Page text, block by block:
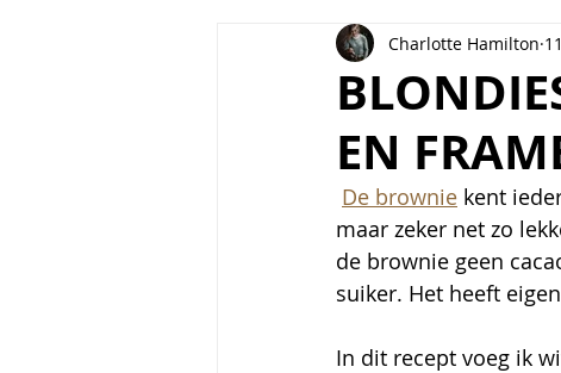
EN
Charlotte Hamilton
De brownie kent
maar zeker net zo
de brownie geen
suiker. Het heeft
In dit recept voeg ik